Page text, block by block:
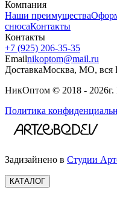
Компания
Наши преимущества
снюсаКонтакты
Контакты
+7 (925) 206‑35‑35
Emailnikoptom@mail.ru
ДоставкаМосква, МО, вся
НикОптом © 2018 - 2026г.
Политика
Задизайнено в Студии
КАТАЛОГ